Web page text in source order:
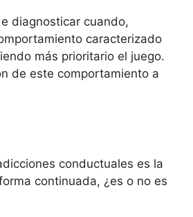
diagnosticar cuando,
caracterizado
más prioritario el juego.
de este comportamiento a
conductuales es la
continuada, ¿es o no es